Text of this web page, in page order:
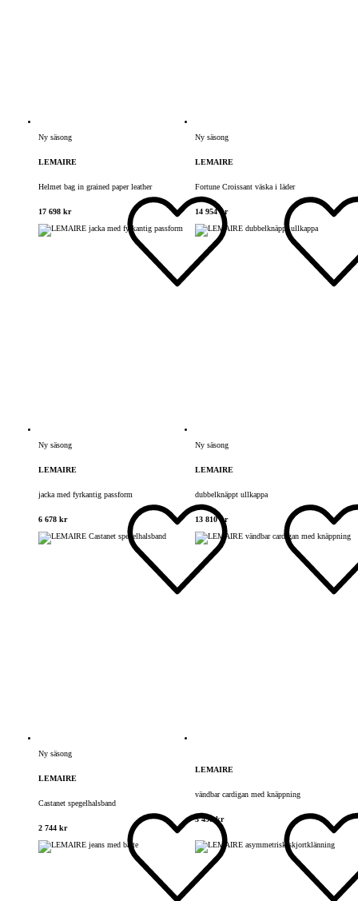
Ny säsong
LEMAIRE
Helmet bag in grained paper leather
17 698 kr
Ny säsong
LEMAIRE
Fortune Croissant väska i läder
14 954 kr
Ny säsong
LEMAIRE
jacka med fyrkantig passform
6 678 kr
Ny säsong
LEMAIRE
dubbelknäppt ullkappa
13 810 kr
Ny säsong
LEMAIRE
Castanet spegelhalsband
2 744 kr
LEMAIRE
vändbar cardigan med knäppning
3 498 kr